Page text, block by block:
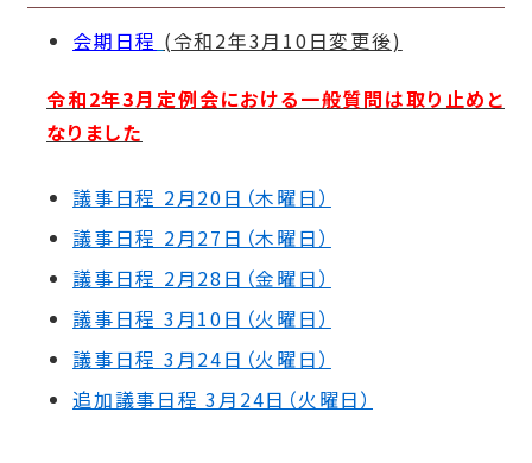
会期日程 (令和2年3月10日変更後)
令和2年3月定例会における一般質問は取り止めと
なりました
議事日程 2月20日（木曜日）
議事日程 2月27日（木曜日）
議事日程 2月28日（金曜日）
議事日程 3月10日（火曜日）
議事日程 3月24日（火曜日）
追加議事日程 3月24日（火曜日）